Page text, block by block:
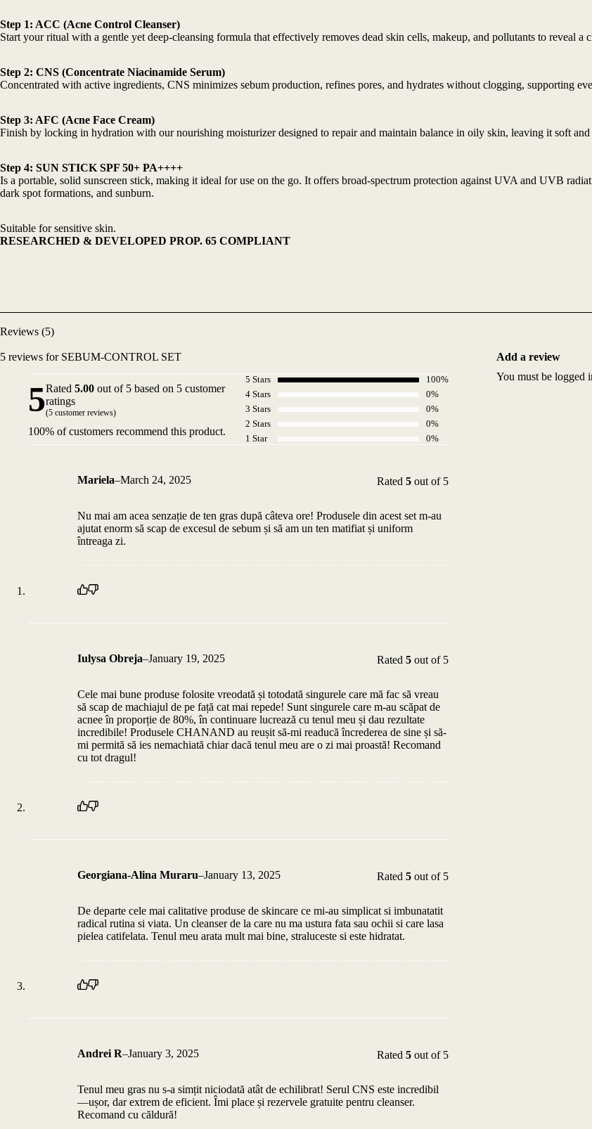
Step 1: ACC (Acne Control Cleanser)
Start your ritual with a gentle yet deep-cleansing formula that effectively removes dead skin cells, makeup, and pollutants to reveal a
Step 2: CNS (Concentrate Niacinamide Serum)
Concentrated with active ingredients, CNS minimizes sebum production, refines pores, and hydrates without clogging, supporting
Step 3: AFC (Acne Face Cream)
Finish by locking in hydration with our nourishing moisturizer designed to repair and maintain balance in oily skin, leaving it soft and
Step 4: SUN STICK SPF 50+ PA++++
Is a portable, solid sunscreen stick, making it ideal for use on the go. It offers broad-spectrum protection against UVA and UVB
dark spot formations, and sunburn.
Suitable for sensitive skin.
RESEARCHED & DEVELOPED PROP. 65 COMPLIANT
Reviews (5)
5 reviews for SEBUM-CONTROL SET
5Rated 5.00 out of 5 based on 5 customer
ratings
(5 customer reviews)
100% of customers recommend this product.
5 Stars
100%
4 Stars
0%
3 Stars
0%
2 Stars
0%
1 Star
0%
Rated5 out of 5
Mariela–March 24, 2025
Nu mai am acea senzație de ten gras după câteva ore! Produsele din acest set m-au
ajutat enorm să scap de excesul de sebum și să am un ten matifiat și uniform
întreaga zi.
Rated5 out of 5
Iulysa Obreja–January 19, 2025
Cele mai bune produse folosite vreodată și totodată singurele care mă fac să vreau
să scap de machiajul de pe față cat mai repede! Sunt singurele care m-au scăpat de
acnee în proporție de 80%, în continuare lucrează cu tenul meu și dau rezultate
incredibile! Produsele CHANAND au reușit să-mi readucă încrederea de sine și să-
mi permită să ies nemachiată chiar dacă tenul meu are o zi mai proastă! Recomand
cu tot dragul!
Rated5 out of 5
Georgiana-Alina Muraru–January 13, 2025
De departe cele mai calitative produse de skincare ce mi-au simplicat si imbunatatit
radical rutina si viata. Un cleanser de la care nu ma ustura fata sau ochii si care lasa
pielea catifelata. Tenul meu arata mult mai bine, straluceste si este hidratat.
Rated5 out of 5
Andrei R–January 3, 2025
Tenul meu gras nu s-a simțit niciodată atât de echilibrat! Serul CNS este incredibil
—ușor, dar extrem de eficient. Îmi place și rezervele gratuite pentru cleanser.
Recomand cu căldură!
Add a review
You must be logged